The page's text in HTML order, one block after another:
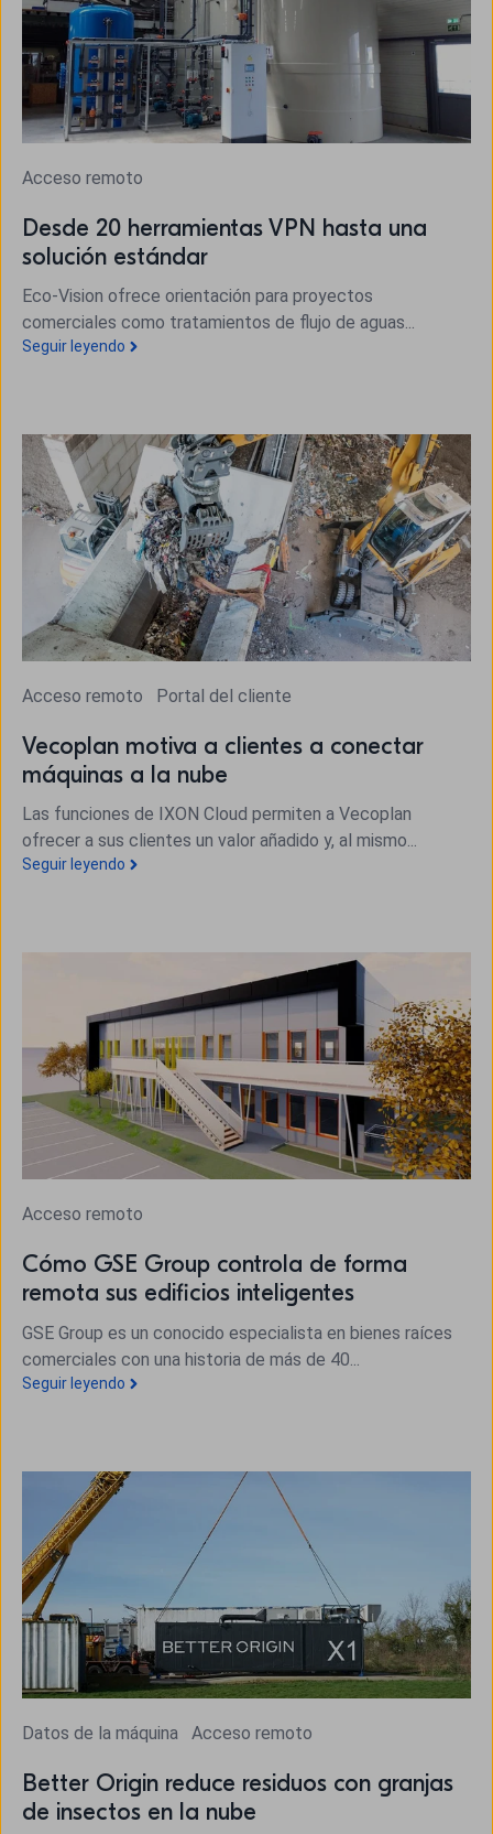
Acceso remoto
Desde 20 herramientas VPN hasta una
solución estándar
Eco-Vision ofrece orientación para proyectos
comerciales como tratamientos de flujo de aguas...
Seguir leyendo
Acceso remoto Portal del cliente
Vecoplan motiva a clientes a conectar
máquinas a la nube
Las funciones de IXON Cloud permiten a Vecoplan
ofrecer a sus clientes un valor añadido y, al mismo...
Seguir leyendo
Acceso remoto
Cómo GSE Group controla de forma
remota sus edificios inteligentes
GSE Group es un conocido especialista en bienes raíces
comerciales con una historia de más de 40...
Seguir leyendo
Datos de la máquina Acceso remoto
Better Origin reduce residuos con granjas
de insectos en la nube